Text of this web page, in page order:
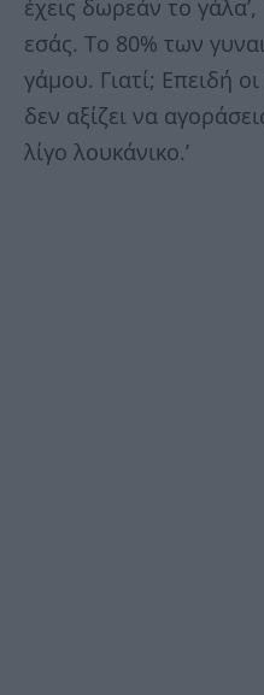
έχεις δωρεάν το
εσάς. Το 80% των
γάμου. Γιατί; Επειδή
δεν αξίζει να
λίγο λουκάνικο.’